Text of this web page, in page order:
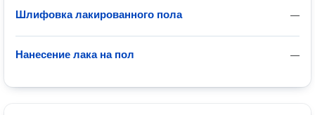
—
Шлифовка лакированного пола
—
Нанесение лака на пол